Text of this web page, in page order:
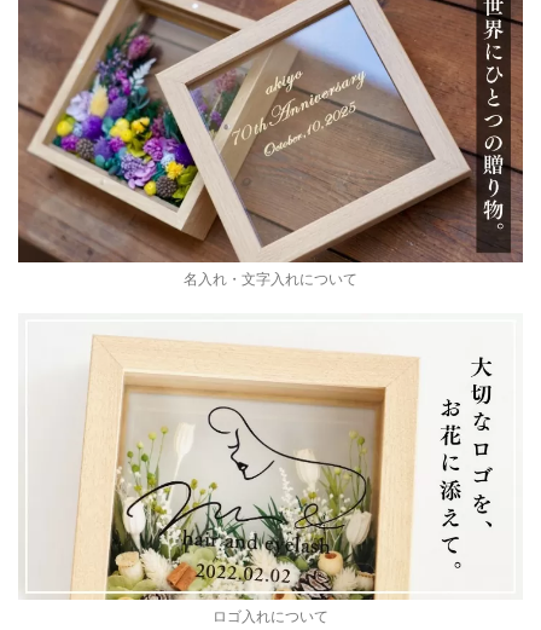
名入れ・文字入れについて
ロゴ入れについて